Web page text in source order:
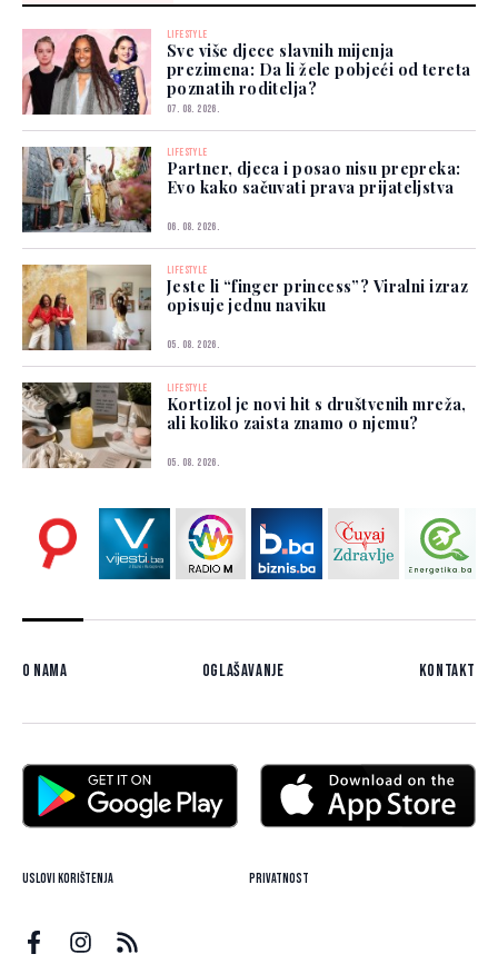
LIFESTYLE
Sve više djece slavnih mijenja
prezimena: Da li žele pobjeći od tereta
poznatih roditelja?
07. 08. 2026.
LIFESTYLE
Partner, djeca i posao nisu prepreka:
Evo kako sačuvati prava prijateljstva
06. 08. 2026.
LIFESTYLE
Jeste li “finger princess”? Viralni izraz
opisuje jednu naviku
05. 08. 2026.
LIFESTYLE
Kortizol je novi hit s društvenih mreža,
ali koliko zaista znamo o njemu?
05. 08. 2026.
O nama Oglašavanje Kontakt
Uslovi korištenja Privatnost